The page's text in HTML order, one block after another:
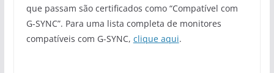
que passam são certificados como “Compatível com
G-SYNC”. Para uma lista completa de monitores
compatíveis com G-SYNC, clique aqui.